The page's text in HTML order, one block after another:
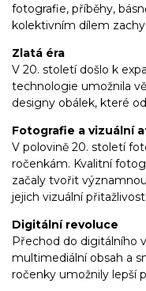
fotografie, příběhy,
kolektivním dílem
Zlatá éra
V 20. století došlo k
technologie umožnila
designy obálek, které
Fotografie a vizuální
V polovině 20. století
ročenkám. Kvalitní
začaly tvořit
jejich vizuální přitažlivost.
Digitální revoluce
Přechod do digitálního
multimediální obsah a
ročenky umožnily lepší